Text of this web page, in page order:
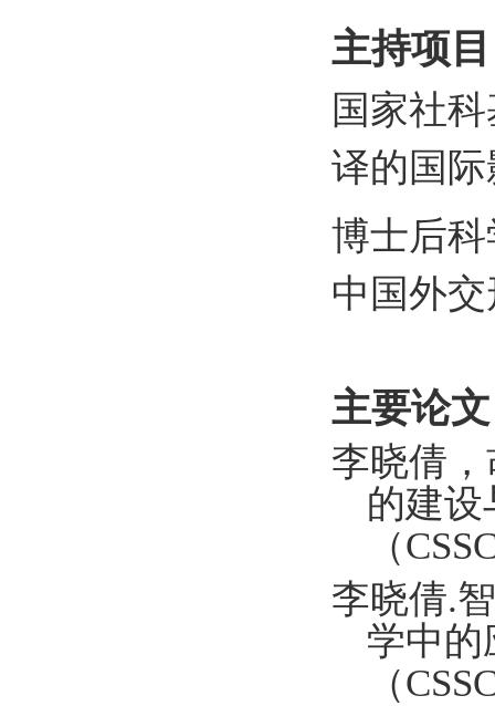
主持项
国家社
译的国
博士后
中国外
主要论
李晓倩
的建设
（
李晓倩.
学中的
（